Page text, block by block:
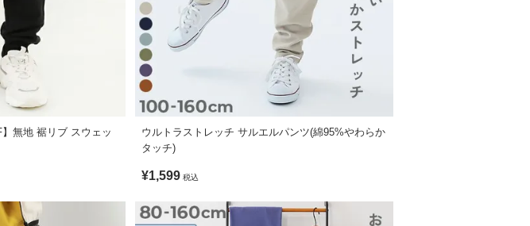
こなしに仕上がります。
»サイズガイド
/ 洗濯ネット使用
無地 裾リブ スウェッ
ウルトラストレッチ サルエルパンツ(綿95%やわらか
タッチ)
¥1,599 税込